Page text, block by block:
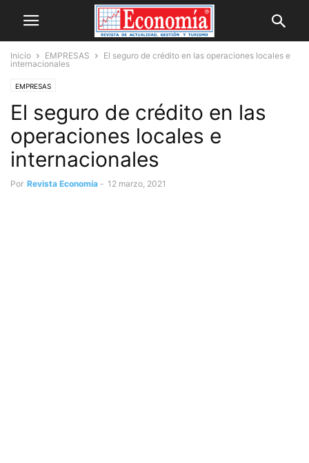
Inicio EMPRESAS
El seguro de crédito en las operaciones locales e
internacionales
EMPRESAS
El seguro de crédito en las
operaciones locales e
internacionales
Por Revista Economía - 12 marzo, 2021